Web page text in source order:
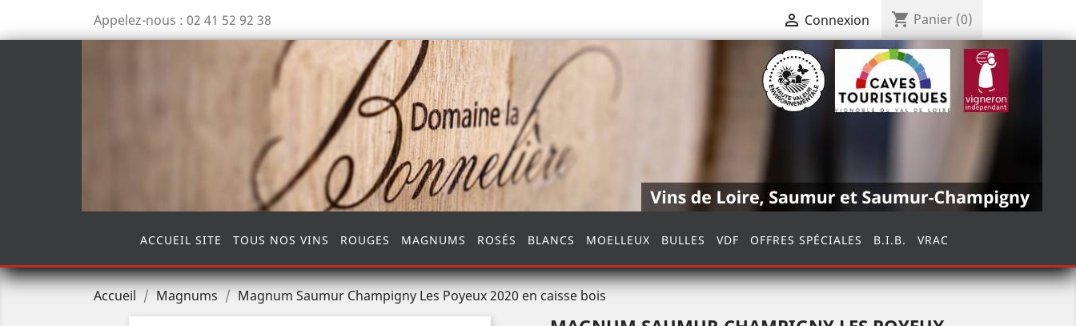
Appelez-nous : 02 41 52 92 38  Connexion shopping_cart Panier (0)
ACCUEIL SITE TOUS NOS VINS ROUGES MAGNUMS ROSÉS BLANCS MOELLEUX BULLES VDF OFFRES SPÉCIALES B.I.B. VRAC
Accueil Magnums Magnum Saumur Champigny Les Poyeux 2020 en caisse bois